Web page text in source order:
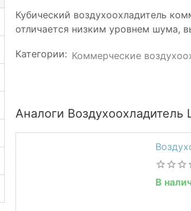
Кубический воздухоохладитель
отличается низким уровнем шума,
Категории: Коммерческие
Аналоги Воздухоохладитель
В